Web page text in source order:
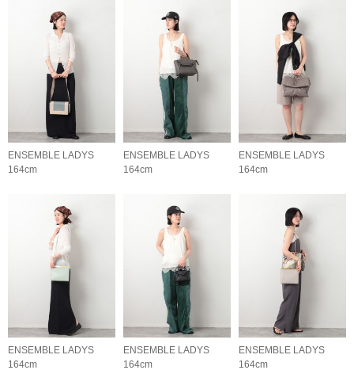
ENSEMBLE LADYS
164cm
ENSEMBLE LADYS
164cm
ENSEMBLE LADYS
164cm
ENSEMBLE LADYS
164cm
ENSEMBLE LADYS
164cm
ENSEMBLE LADYS
164cm